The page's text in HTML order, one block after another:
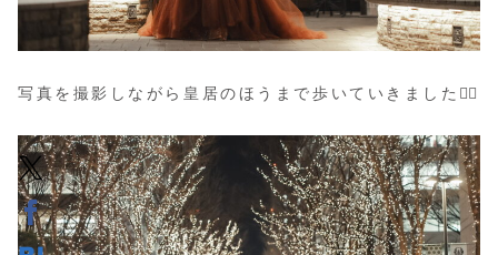
写真を撮影しながら皇居のほうまで歩いていきました🚶‍♀️